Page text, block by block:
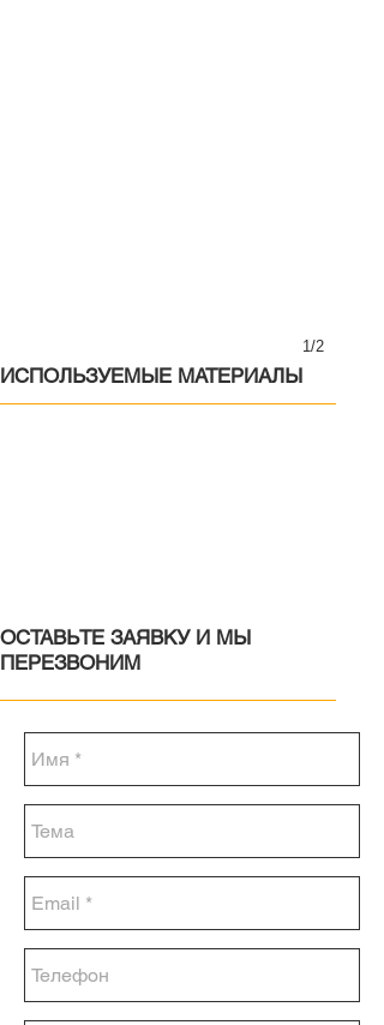
1/2
ОСТАВЬТЕ ЗАЯВКУ И МЫ
ПЕРЕЗВОНИМ
ИСПОЛЬЗУЕМЫЕ МАТЕРИАЛЫ